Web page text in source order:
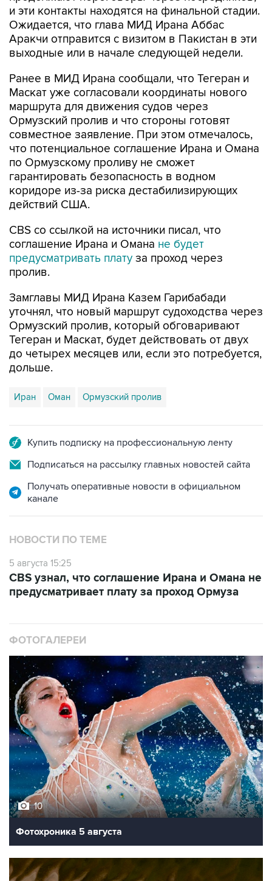
и эти контакты находятся на финальной стадии.
Ожидается, что глава МИД Ирана Аббас
Аракчи отправится с визитом в Пакистан в эти
выходные или в начале следующей недели.
Ранее в МИД Ирана сообщали, что Тегеран и
Маскат уже согласовали координаты нового
маршрута для движения судов через
Ормузский пролив и что стороны готовят
совместное заявление. При этом отмечалось,
что потенциальное соглашение Ирана и Омана
по Ормузскому проливу не сможет
гарантировать безопасность в водном
коридоре из-за риска дестабилизирующих
действий США.
CBS со ссылкой на источники писал, что
соглашение Ирана и Омана не будет
предусматривать плату за проход через
пролив.
Замглавы МИД Ирана Казем Гарибабади
уточнял, что новый маршрут судоходства через
Ормузский пролив, который обговаривают
Тегеран и Маскат, будет действовать от двух
до четырех месяцев или, если это потребуется,
дольше.
Иран Оман Ормузский пролив
Купить подписку на профессиональную ленту
Подписаться на рассылку главных новостей сайта
Получать оперативные новости в официальном
канале
НОВОСТИ ПО ТЕМЕ
5 августа 15:25
CBS узнал, что соглашение Ирана и Омана не
предусматривает плату за проход Ормуза
ФОТОГАЛЕРЕИ
10
Фотохроника 5 августа